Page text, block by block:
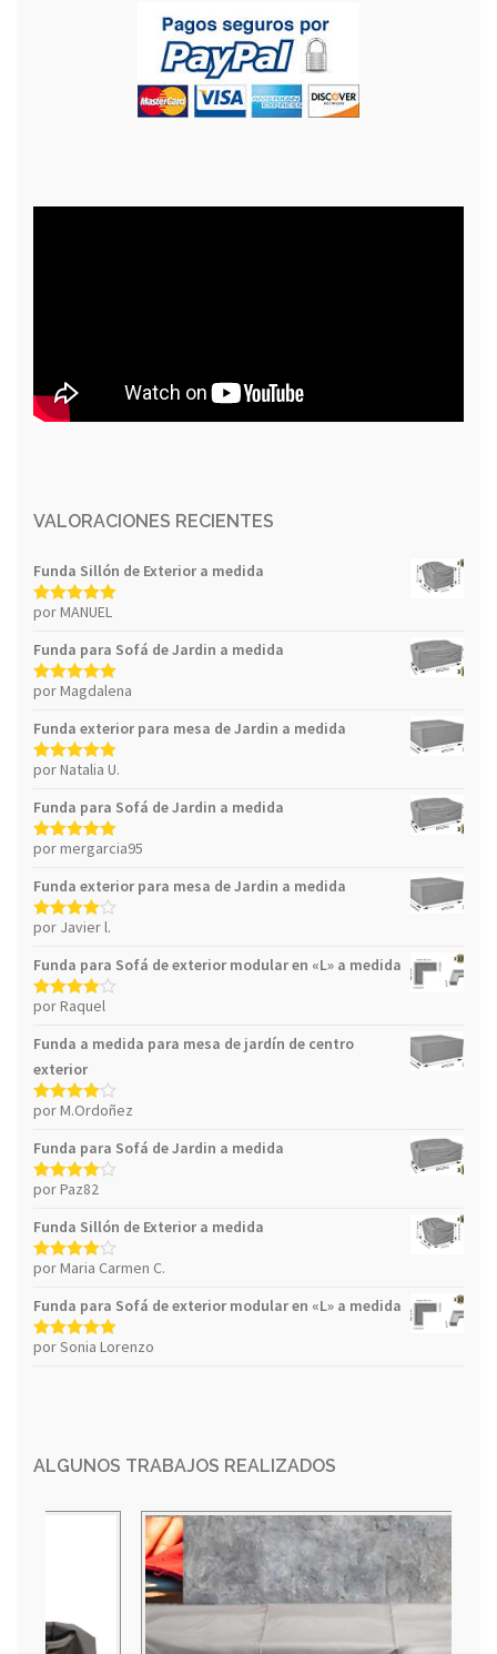
VALORACIONES RECIENTES
Funda Sillón de Exterior a medida
Valorado con
por MANUEL
Funda para Sofá de Jardin a medida
Valorado con
por Magdalena
Funda exterior para mesa de Jardin a medida
Valorado con
por Natalia U.
Funda para Sofá de Jardin a medida
Valorado con
por mergarcia95
Funda exterior para mesa de Jardin a medida
Valorado
por Javier l.
Funda para Sofá de exterior modular en «L» a medida
Valorado
por Raquel
Funda a medida para mesa de jardín de centro
exterior
Valorado
por M.Ordoñez
Funda para Sofá de Jardin a medida
Valorado
por Paz82
Funda Sillón de Exterior a medida
Valorado
por Maria Carmen C.
Funda para Sofá de exterior modular en «L» a medida
Valorado con
por Sonia Lorenzo
ALGUNOS TRABAJOS REALIZADOS